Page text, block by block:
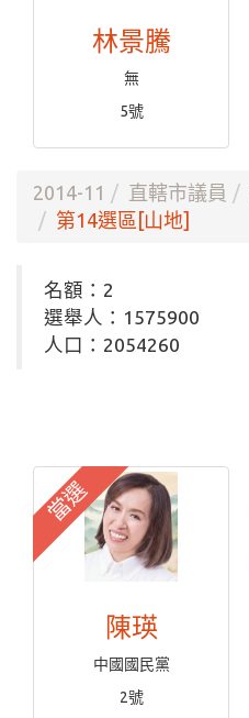
林景騰
無
5號
2014-11 直轄市議員
第14選區[山地]
名額：2
選舉人：1575900
人口：2054260
當選
陳瑛
中國國民黨
2號